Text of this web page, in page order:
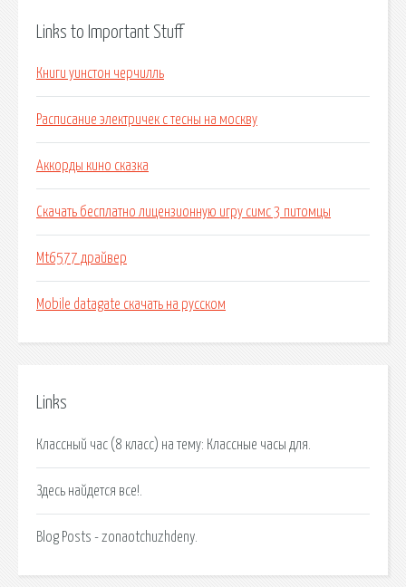
Links to Important Stuff
Книги уинстон черчилль
Расписание электричек с тесны на москву
Аккорды кино сказка
Скачать бесплатно лицензионную игру симс 3 питомцы
Mt6577 драйвер
Mobile datagate скачать на русском
Links
Классный час (8 класс) на тему: Классные часы для.
Здесь найдется все!.
Blog Posts - zonaotchuzhdeny.